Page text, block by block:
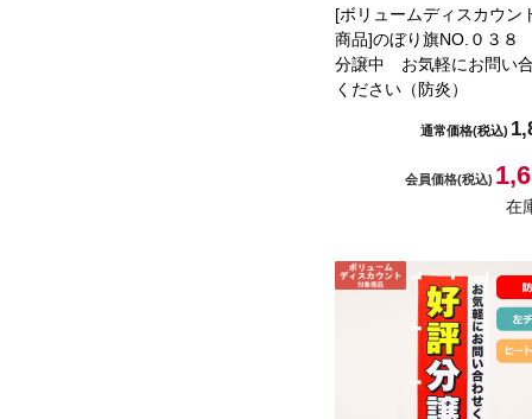
[ボリュームディスカウン
商品]のぼり旗NO.０３
分譲中 お気軽にお問い
ください（防炎）
通常価格(税込)
会員価格(税込)
在